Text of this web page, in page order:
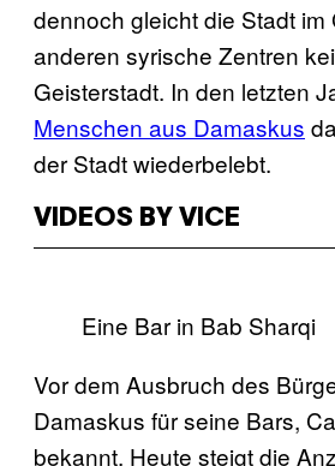
dennoch gleicht die Stadt im
anderen syrische Zentren
Geisterstadt. In den letzten
Menschen aus Damaskus
der Stadt wiederbelebt.
VIDEOS BY VICE
Eine Bar in Bab Sharqi
Vor dem Ausbruch des
Damaskus für seine Bars,
bekannt. Heute steigt die